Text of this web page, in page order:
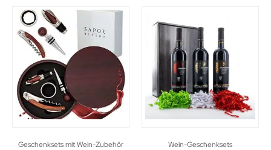
Geschenksets mit Wein-Zubehör Wein-Geschenksets